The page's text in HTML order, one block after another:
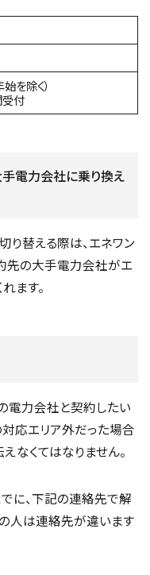
を除く）
付
電力会社に乗り換え
り替える際は、エネワン
先の大手電力会社がエ
ます。
電力会社と契約したい
応エリア外だった場合
なくてはなりません。
に、下記の連絡先で解
人は連絡先が違います